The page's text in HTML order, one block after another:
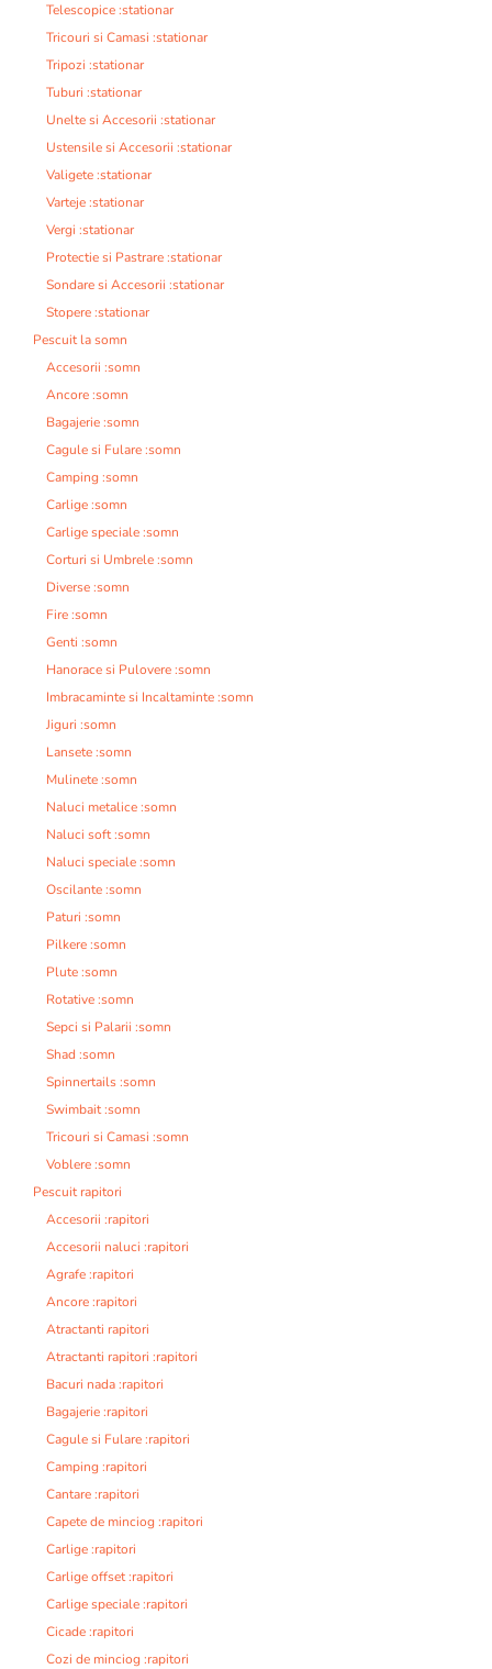
Telescopice :stationar
Tricouri si Camasi :stationar
Tripozi :stationar
Tuburi :stationar
Unelte si Accesorii :stationar
Ustensile si Accesorii :stationar
Valigete :stationar
Varteje :stationar
Vergi :stationar
Protectie si Pastrare :stationar
Sondare si Accesorii :stationar
Stopere :stationar
Pescuit la somn
Accesorii :somn
Ancore :somn
Bagajerie :somn
Cagule si Fulare :somn
Camping :somn
Carlige :somn
Carlige speciale :somn
Corturi si Umbrele :somn
Diverse :somn
Fire :somn
Genti :somn
Hanorace si Pulovere :somn
Imbracaminte si Incaltaminte :somn
Jiguri :somn
Lansete :somn
Mulinete :somn
Naluci metalice :somn
Naluci soft :somn
Naluci speciale :somn
Oscilante :somn
Paturi :somn
Pilkere :somn
Plute :somn
Rotative :somn
Sepci si Palarii :somn
Shad :somn
Spinnertails :somn
Swimbait :somn
Tricouri si Camasi :somn
Voblere :somn
Pescuit rapitori
Accesorii :rapitori
Accesorii naluci :rapitori
Agrafe :rapitori
Ancore :rapitori
Atractanti rapitori
Atractanti rapitori :rapitori
Bacuri nada :rapitori
Bagajerie :rapitori
Cagule si Fulare :rapitori
Camping :rapitori
Cantare :rapitori
Capete de minciog :rapitori
Carlige :rapitori
Carlige offset :rapitori
Carlige speciale :rapitori
Cicade :rapitori
Cozi de minciog :rapitori